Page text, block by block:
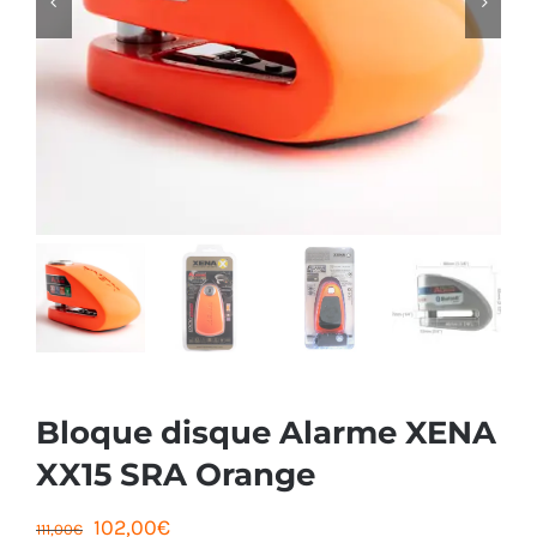
Bloque disque Alarme XENA
XX15 SRA Orange
111,00 €
Le
102,00€Le